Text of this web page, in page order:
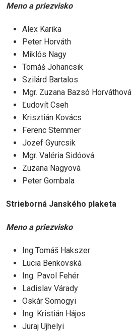
Meno a priezvisko
Alex Karika
Peter Horváth
Miklós Nagy
Tomáš Johancsik
Szilárd Bartalos
Mgr. Zuzana Bazsó Horváthová
Ľudovít Cseh
Krisztián Kovács
Ferenc Stemmer
Jozef Gyurcsik
Mgr. Valéria Sidóová
Zuzana Nagyová
Peter Gombala
Strieborná Janského plaketa
Meno a priezvisko
Ing Tomáš Hakszer
Lucia Benkovská
Ing. Pavol Fehér
Ladislav Várady
Oskár Somogyi
Ing. Kristián Hájos
Juraj Ujhelyi